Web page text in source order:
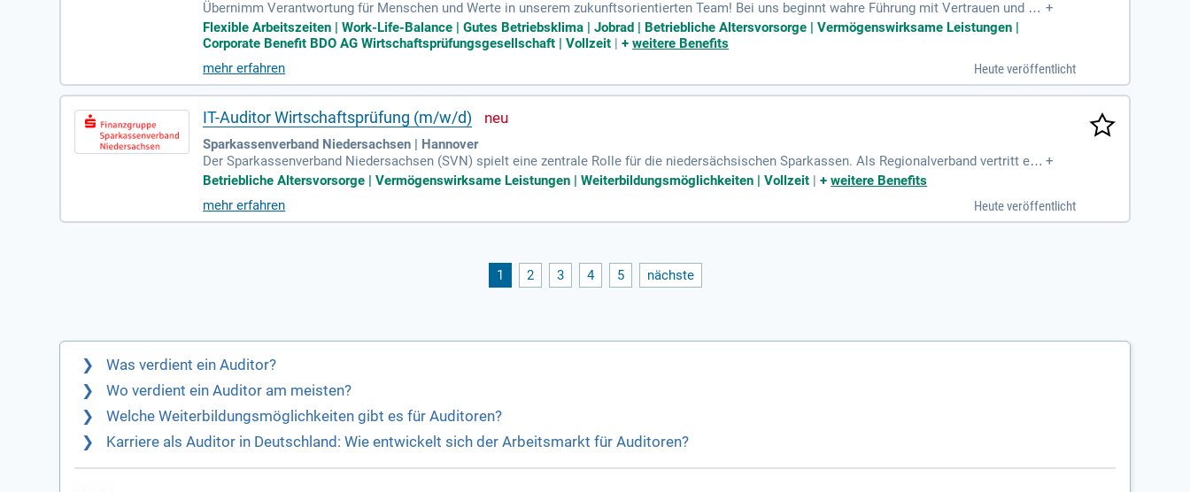
Übernimm Verantwortung für Menschen und Werte in unserem zukunftsorientierten Team! Bei uns beginnt wahre Führung mit Vertrauen und ei
nem unterstützenden Umfeld. Aktuell suchen wir Verstärkung in unserem Büro in Essen, um IT-Systeme und -Prozesse zu prüfen und zu berate
n. Du hast die Möglichkeit, aktiv zu wachsen – für unsere Kunden, die Gesellschaft und deine Karriere. Unsere Expertise sichert die Qualität von
Kundenprojekten, sei es im Familienunternehmen oder beim Großkonzern. Werde Teil unseres Engagements und gestalte die Zukunft der IT-Prü
fung mit uns!
+
Flexible Arbeitszeiten | Work-Life-Balance | Gutes Betriebsklima | Jobrad | Betriebliche Altersvorsorge | Vermögenswirksame Leistungen |
Corporate Benefit BDO AG Wirtschaftsprüfungsgesellschaft | Vollzeit |+weitere Benefits
mehr erfahren
Heute veröffentlicht
IT-Auditor Wirtschaftsprüfung (m/w/d)
Sparkassenverband Niedersachsen | Hannover
Der Sparkassenverband Niedersachsen (SVN) spielt eine zentrale Rolle für die niedersächsischen Sparkassen. Als Regionalverband vertritt er d
eren Interessen und unterstützt in zahlreichen Bereichen. Die unabhängige Prüfungsstelle des SVN agiert als gesetzlicher Abschlussprüfer. Ihre
Auswertung umfasst die Jahresabschlüsse sowie die Überprüfung von organisatorischen Pflichten. Zudem bewertet sie die Risikolage und die
Einhaltung geldwäscherelevanter Vorschriften. Aktuell sucht unser Referat IT-Revision innerhalb der Prüfungsstelle Verstärkung.
+
Betriebliche Altersvorsorge | Vermögenswirksame Leistungen | Weiterbildungsmöglichkeiten | Vollzeit |+weitere Benefits
mehr erfahren
Heute veröffentlicht
1 2 3 4 5 nächste
Was verdient ein Auditor?
Wo verdient ein Auditor am meisten?
Welche Weiterbildungsmöglichkeiten gibt es für Auditoren?
Karriere als Auditor in Deutschland: Wie entwickelt sich der Arbeitsmarkt für Auditoren?